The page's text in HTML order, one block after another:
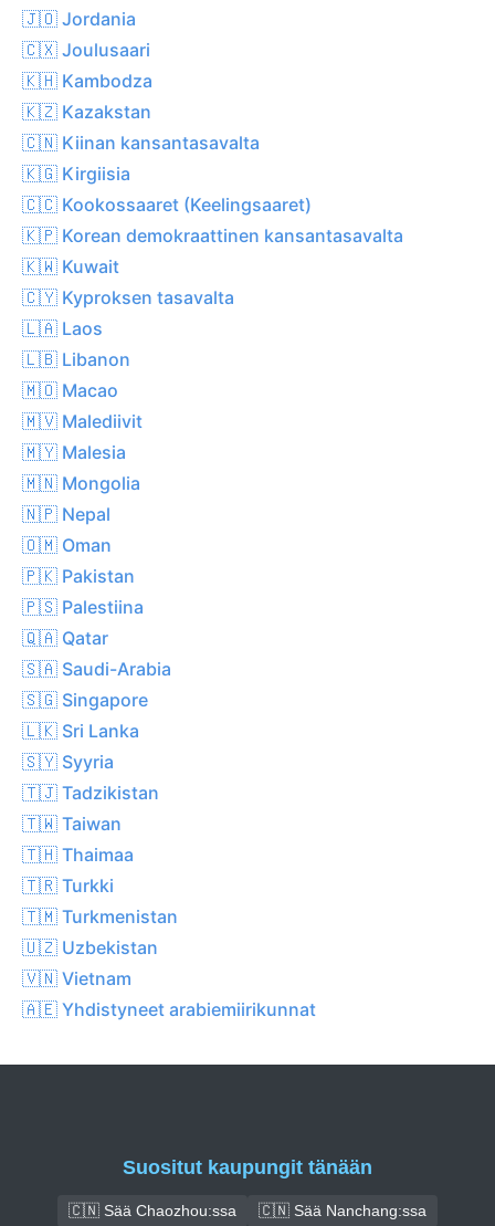
🇯🇴 Jordania
🇨🇽 Joulusaari
🇰🇭 Kambodza
🇰🇿 Kazakstan
🇨🇳 Kiinan kansantasavalta
🇰🇬 Kirgiisia
🇨🇨 Kookossaaret (Keelingsaaret)
🇰🇵 Korean demokraattinen kansantasavalta
🇰🇼 Kuwait
🇨🇾 Kyproksen tasavalta
🇱🇦 Laos
🇱🇧 Libanon
🇲🇴 Macao
🇲🇻 Malediivit
🇲🇾 Malesia
🇲🇳 Mongolia
🇳🇵 Nepal
🇴🇲 Oman
🇵🇰 Pakistan
🇵🇸 Palestiina
🇶🇦 Qatar
🇸🇦 Saudi-Arabia
🇸🇬 Singapore
🇱🇰 Sri Lanka
🇸🇾 Syyria
🇹🇯 Tadzikistan
🇹🇼 Taiwan
🇹🇭 Thaimaa
🇹🇷 Turkki
🇹🇲 Turkmenistan
🇺🇿 Uzbekistan
🇻🇳 Vietnam
🇦🇪 Yhdistyneet arabiemiirikunnat
Suositut kaupungit tänään
🇨🇳 Sää Chaozhou:ssa
🇨🇳 Sää Nanchang:ssa